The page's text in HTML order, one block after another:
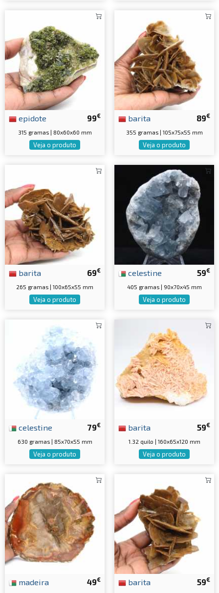
99€
epidote
315 gramas | 80x60x60 mm
Veja o produto
89€
barita
355 gramas | 105x75x55 mm
Veja o produto
69€
barita
265 gramas | 100x65x55 mm
Veja o produto
59€
celestine
405 gramas | 90x70x45 mm
Veja o produto
79€
celestine
630 gramas | 85x70x55 mm
Veja o produto
59€
barita
1.32 quilo | 160x65x120 mm
Veja o produto
49€
madeira 59€
barita